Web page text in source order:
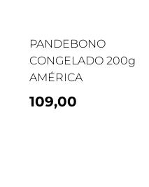
PANDEBONO
CONGELADO 200g
AMÉRICA
109,00